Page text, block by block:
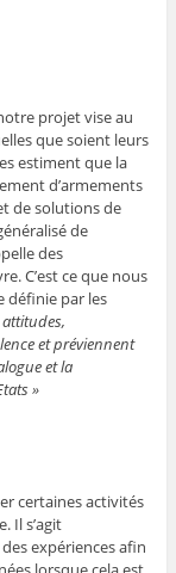
projet vise au
que soient leurs
estiment que la
d’armements
de solutions de
de
des
C’est ce que nous
définie par les
et préviennent
et la
»
certaines activités
Il s’agit
expériences afin